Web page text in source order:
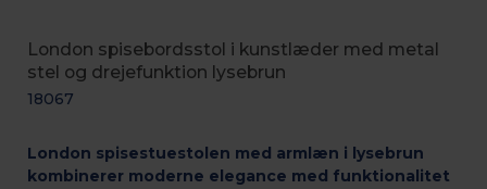
London spisebordsstol i kunstlæder med metal
stel og drejefunktion lysebrun
18067
London spisestuestolen med armlæn i lysebrun
kombinerer moderne elegance med funktionalitet